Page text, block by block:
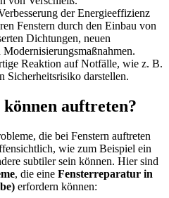
der Energieeffizienz
Fenstern durch den Einbau von
Dichtungen, neuen
Reaktion auf Notfälle, wie z. B.
Sicherheitsrisiko darstellen.
auftreten?
die bei Fenstern auftreten
wie zum Beispiel ein
subtiler sein können. Hier sind
, die eine Fensterreparatur in
erfordern können: